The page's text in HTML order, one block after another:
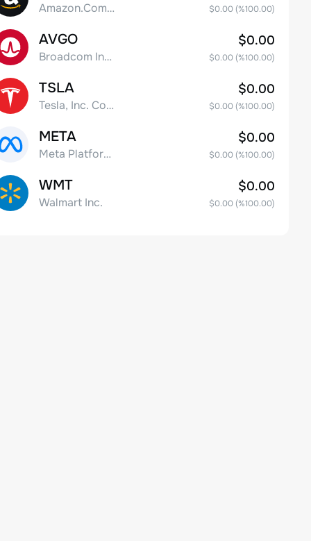
Amazon.Com Inc $0.00(%100.00)
AVGO
Broadcom Inc. Common Stock
$0.00
$0.00(%100.00)
TSLA
Tesla, Inc. Common Stock
$0.00
$0.00(%100.00)
META
Meta Platforms, Inc. Class A Common Stock
$0.00
$0.00(%100.00)
WMT
Walmart Inc.
$0.00
$0.00(%100.00)